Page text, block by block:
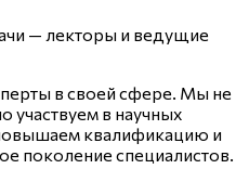
— лекторы и ведущие
в своей сфере. Мы не
участвуем в научных
квалификацию и
поколение специалистов.